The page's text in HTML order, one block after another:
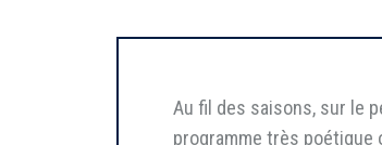
Au fil des saisons, sur le
programme très poétique